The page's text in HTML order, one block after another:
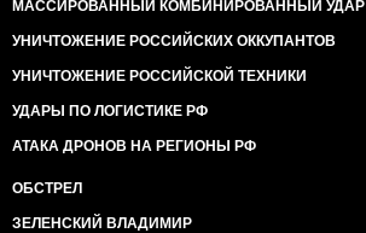
МАССИРОВАННЫЙ КОМБИНИРОВАННЫЙ УДАР
УНИЧТОЖЕНИЕ РОССИЙСКИХ ОККУПАНТОВ
УНИЧТОЖЕНИЕ РОССИЙСКОЙ ТЕХНИКИ
УДАРЫ ПО ЛОГИСТИКЕ РФ
АТАКА ДРОНОВ НА РЕГИОНЫ РФ
ОБСТРЕЛ
ЗЕЛЕНСКИЙ ВЛАДИМИР